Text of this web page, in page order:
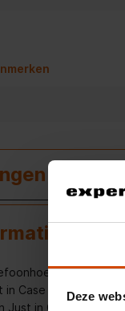
Deze
in Case
Just in Case